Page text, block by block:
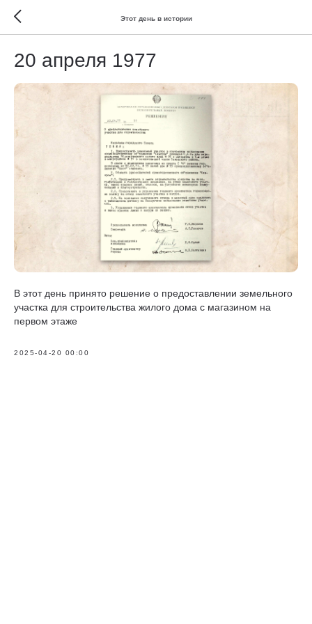
Этот день в истории
20 апреля 1977
В этот день принято решение о предоставлении земельного
участка для строительства жилого дома с магазином на
первом этаже
2025-04-20 00:00